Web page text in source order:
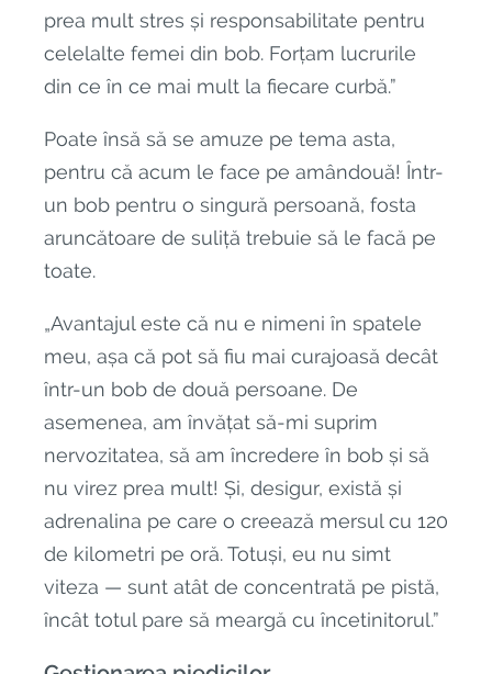
prea mult stres și responsabilitate pentru
celelalte femei din bob. Forțam lucrurile
din ce în ce mai mult la fiecare curbă.”
Poate însă să se amuze pe tema asta,
pentru că acum le face pe amândouă! Într-
un bob pentru o singură persoană, fosta
aruncătoare de suliță trebuie să le facă pe
toate.
„Avantajul este că nu e nimeni în spatele
meu, așa că pot să fiu mai curajoasă decât
într-un bob de două persoane. De
asemenea, am învățat să-mi suprim
nervozitatea, să am încredere în bob și să
nu virez prea mult! Și, desigur, există și
adrenalina pe care o creează mersul cu 120
de kilometri pe oră. Totuși, eu nu simt
viteza — sunt atât de concentrată pe pistă,
încât totul pare să meargă cu încetinitorul.”